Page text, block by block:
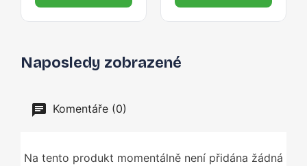
Naposledy zobrazené
Komentáře (0)
Na tento produkt momentálně není přidána žádná